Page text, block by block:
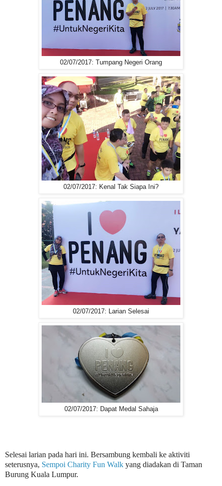
02/07/2017: Tumpang Negeri Orang
02/07/2017: Kenal Tak Siapa Ini?
02/07/2017: Larian Selesai
02/07/2017: Dapat Medal Sahaja
Selesai larian pada hari ini. Bersambung kembali ke aktiviti
seterusnya, Sempoi Charity Fun Walk yang diadakan di Taman
Burung Kuala Lumpur.